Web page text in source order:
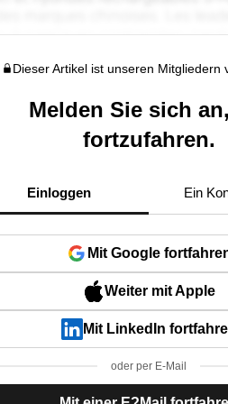
Dieser Artikel ist unseren Mitgliedern
Melden Sie sich
fortzufahren.
Einloggen Ein
Mit Google
Weiter mit Apple
Mit LinkedIn
oder per E-Mail